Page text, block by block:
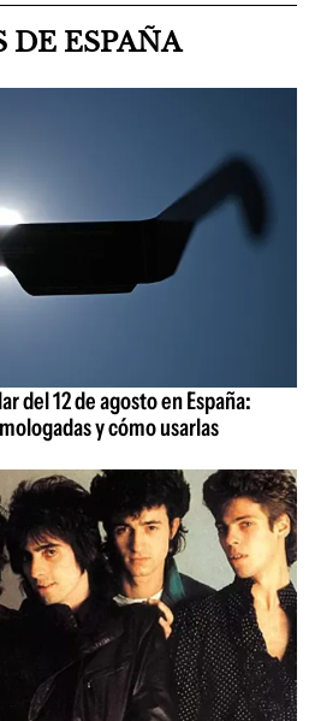
ESPAÑA
del 12 de agosto en España:
y cómo usarlas